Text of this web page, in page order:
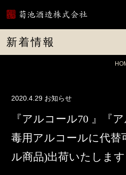
新着情報
2020.4.29 お知らせ
『アルコール70 』『
毒用アルコールに代替
ル商品)出荷いたします